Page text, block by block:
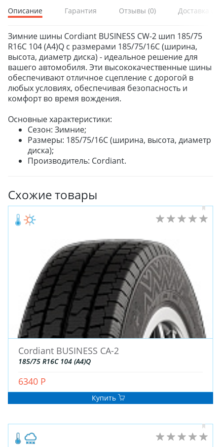
ЗИМНИЕ
ЛЕТНИЕ
ВСЕСЕЗОННЫЕ
ЛИТЫЕ
Описание Гарантия Отзывы (0) Доставка и
Зимние шины Cordiant BUSINESS CW-2 шип 185/75
R16C 104 (A4)Q с размерами 185/75/16C (ширина,
высота, диаметр диска) - идеальное решение для
вашего автомобиля. Эти высококачественные шины
обеспечивают отличное сцепление с дорогой в
любых условиях, обеспечивая безопасность и
комфорт во время вождения.
Основные характеристики:
Сезон: Зимние;
Размеры: 185/75/16C (ширина, высота, диаметр
диска);
Производитель: Cordiant.
Схожие товары
Cordiant BUSINESS CA-2
185/75 R16C 104 (A4)Q
6340 Р
Купить